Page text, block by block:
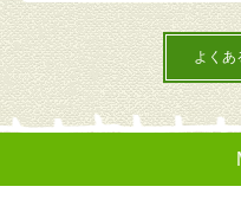
よくあ